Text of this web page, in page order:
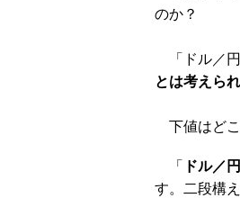
のか？
「ドル／円
とは考えら
下値はどこ
「 ドル／
す。二段構